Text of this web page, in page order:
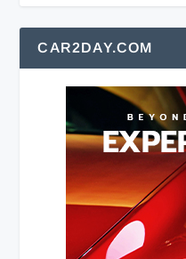
CAR2DAY.COM